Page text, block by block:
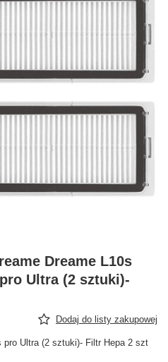
Dreame L10s
Ultra (2 sztuki)-
Dodaj do listy zakupowej
pro Ultra (2 sztuki)- Filtr Hepa 2 szt